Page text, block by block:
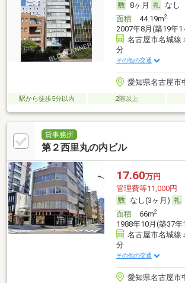
8ヶ月
なし
面積44.19m2
2007年8月(築19年1
名古屋市名城線
分
その他の交通
愛知県名古屋市
駅から徒歩5分以内 2階以上
貸事務所
第２西里丸の内ビル
17.60万円
管理費等11,000円
なし(3ヶ月)
面積66m2
1988年10月(築37年
名古屋市名城線
分
その他の交通
愛知県名古屋市